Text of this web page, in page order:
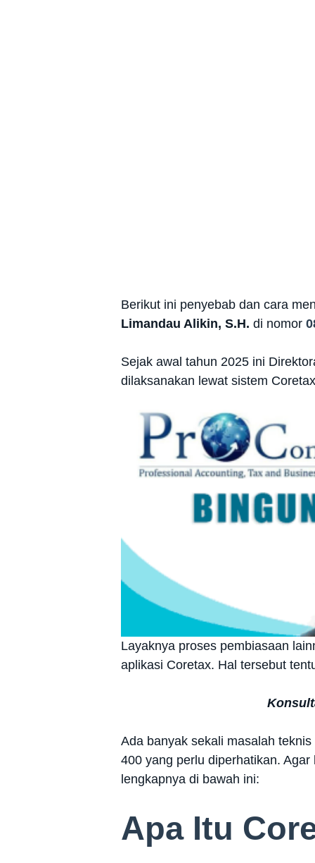
Berikut ini penyebab dan cara
Limandau Alikin, S.H. di nomor
Sejak awal tahun 2025 ini
dilaksanakan lewat sistem
Layaknya proses pembiasaan
aplikasi Coretax. Hal tersebut
Ada banyak sekali masalah
400 yang perlu diperhatikan.
lengkapnya di bawah ini:
Apa Itu